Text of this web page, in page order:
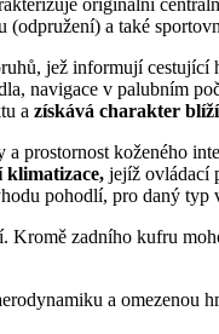
originální
a také
jež informují
navigace v palubním
a získává charakter
prostornost koženého
klimatizace, jejíž ovládací
pohodlí, pro daný typ
Kromě zadního kufru
a omezenou